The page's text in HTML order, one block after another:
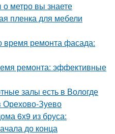
метро вы знаете
пленка для мебели
время ремонта фасада:
ремонта: эффективные
залы есть в Вологде
Орехово-Зуево
6х9 из бруса:
до конца